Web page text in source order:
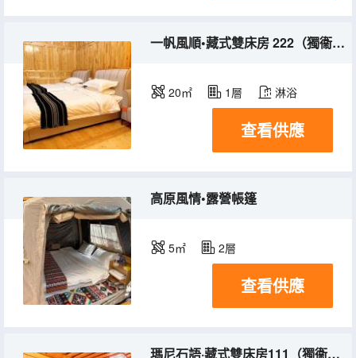
一帆風順•藏式雙床房 222（獨衞浴）
20㎡ 1層 淋浴
查看供應
高原風情•露營帳篷
5㎡ 2層
查看供應
瑪尼石語·藏式雙床房111（獨衞浴）